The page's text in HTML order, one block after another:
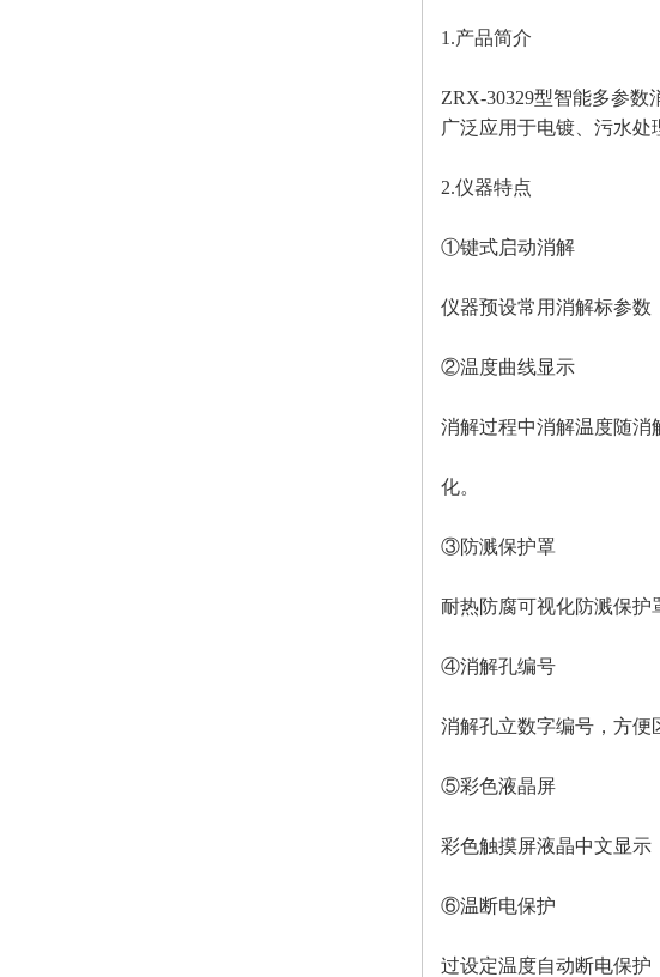
1.产品简介
ZRX-30329型智能多参
广泛应用于电镀、污水处
2.仪器特点
①键式启动消解
仪器预设常用消解标参数
②温度曲线显示
消解过程中消解温度随消
化。
③防溅保护罩
耐热防腐可视化防溅保护
④消解孔编号
消解孔立数字编号，方便
⑤彩色液晶屏
彩色触摸屏液晶中文显示
⑥温断电保护
过设定温度自动断电保护